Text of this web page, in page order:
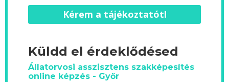
Kérem a tájékoztatót!
Küldd el érdeklődésed
Állatorvosi asszisztens szakképesítés
online képzés - Győr